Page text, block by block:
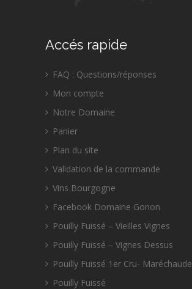
Accés rapide
FAQ : Questions/réponses
Mon compte
Notre Domaine
Panier
Plan du site
Validation de la commande
Vins Bourgogne
Facebook Domaine Gonon
Pouilly Fuissé – Vieilles Vignes
Pouilly Fuissé – Vignes Dessus
Pouilly Fuissé 1er Cru- Maréchaude
Pouilly Fuissé